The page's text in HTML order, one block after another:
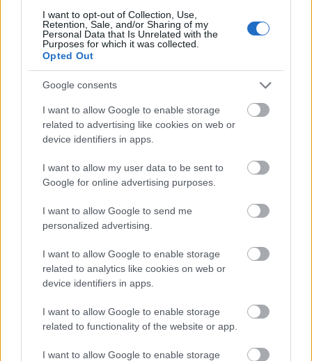
I want to opt-out of Collection, Use,
Retention, Sale, and/or Sharing of my
Personal Data that Is Unrelated with the
Purposes for which it was collected.
Opted Out
Google consents
I want to allow Google to enable storage
related to advertising like cookies on web or
device identifiers in apps.
I want to allow my user data to be sent to
Google for online advertising purposes.
I want to allow Google to send me
personalized advertising.
I want to allow Google to enable storage
related to analytics like cookies on web or
device identifiers in apps.
I want to allow Google to enable storage
related to functionality of the website or app.
I want to allow Google to enable storage
miután meredeken esnek a BYD
részvényárai.
A BYD elnöke a cég sencseni központjába
tartott éves részvényesi közgyűlésén mintegy
autógyártó volt a világon 4,6 millió eladott
járművel. A cég belföldi eladásait azonban
érezhetően visszavetette a fokozódó
verseny a helyi versenytársakkal.
A vállalat részvényei az elmúlt évben több